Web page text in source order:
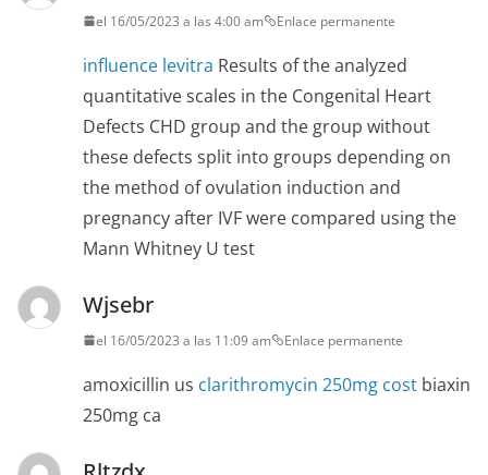
el 16/05/2023 a las 4:00 am Enlace permanente
influence levitra Results of the analyzed
quantitative scales in the Congenital Heart
Defects CHD group and the group without
these defects split into groups depending on
the method of ovulation induction and
pregnancy after IVF were compared using the
Mann Whitney U test
Wjsebr
el 16/05/2023 a las 11:09 am Enlace permanente
amoxicillin us clarithromycin 250mg cost biaxin
250mg ca